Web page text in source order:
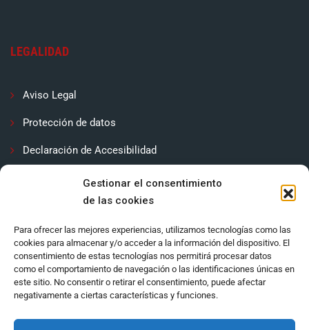
Gestionar el consentimiento
de las cookies
Para ofrecer las mejores experiencias, utilizamos tecnologías como las
cookies para almacenar y/o acceder a la información del dispositivo. El
consentimiento de estas tecnologías nos permitirá procesar datos
como el comportamiento de navegación o las identificaciones únicas en
este sitio. No consentir o retirar el consentimiento, puede afectar
negativamente a ciertas características y funciones.
LEGALIDAD
Aviso Legal
Protección de datos
Declaración de Accesibilidad
Política de cookies (UE)